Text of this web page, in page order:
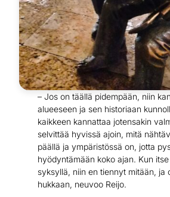
– Jos on täällä pidempään, niin
alueeseen ja sen historiaan
kaikkeen kannattaa jotensakin
selvittää hyvissä ajoin, mitä
päällä ja ympäristössä on, jotta
hyödyntämään koko ajan. Kun
syksyllä, niin en tiennyt mitään, ja
hukkaan, neuvoo Reijo.